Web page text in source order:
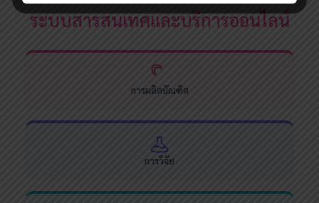
ระบบสารสนเทศและบริการออนไลน์
การผลิตบัณฑิต
การวิจัย